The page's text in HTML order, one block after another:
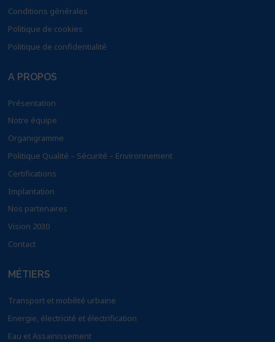
Conditions générales
Politique de cookies
Politique de confidentialité
A PROPOS
Présentation
Notre équipe
Organigramme
Politique Qualité – Sécurité – Environnement
Certifications
Implantation
Nos partenaires
Vision 2030
Contact
MÉTIERS
Transport et mobilité urbaine
Energie, électricité et électrification
Eau et Assainissement